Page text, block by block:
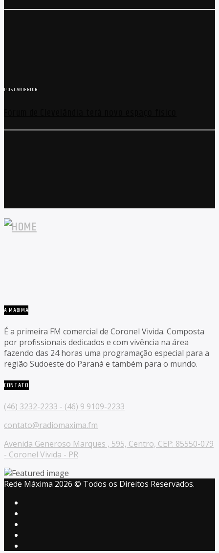
POST ANTERIOR
A MÁXIMA
É a primeira FM comercial de Coronel Vivida. Composta
por profissionais dedicados e com vivência na área
fazendo das 24 horas uma programação especial para a
região Sudoeste do Paraná e também para o mundo.
CONTATO
(46) 3232-2233 - (46) 9 9109-2233
contato@radiomaxima.fm
Avenida Generoso Marques , 595, Centro, CEP: 85550-079
- Coronel Vivida - PR
Rede Máxima 2026 © Todos os Direitos Reservados.